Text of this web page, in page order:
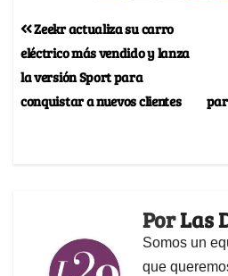
Zeekr actualiza su carro
eléctrico más vendido y lanza
la versión Sport para
conquistar a nuevos clientes
PorLas
Somos un
que